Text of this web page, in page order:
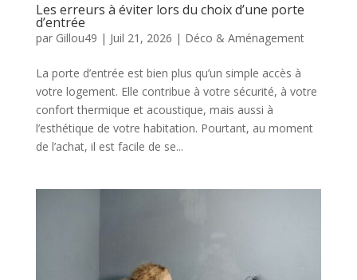
Les erreurs à éviter lors du choix d’une porte
d’entrée
par Gillou49 | Juil 21, 2026 | Déco & Aménagement
La porte d’entrée est bien plus qu’un simple accès à
votre logement. Elle contribue à votre sécurité, à votre
confort thermique et acoustique, mais aussi à
l’esthétique de votre habitation. Pourtant, au moment
de l’achat, il est facile de se...